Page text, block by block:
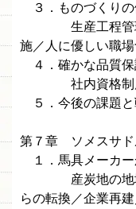
３．ものづくりの
生産工程管理シ
施／人に優しい職場
４．確かな品質保
社内資格制度
５．今後の課題と
第７章 ソメスサド
１．馬具メーカー
産炭地の地域再
らの転換／企業再